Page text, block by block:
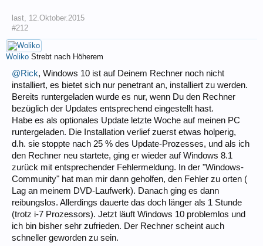
last, 12.Oktober.2015
#212
Woliko Strebt nach Höherem
@Rick, Windows 10 ist auf Deinem Rechner noch nicht
installiert, es bietet sich nur penetrant an, installiert zu werden.
Bereits runtergeladen wurde es nur, wenn Du den Rechner
bezüglich der Updates entsprechend eingestellt hast.
Habe es als optionales Update letzte Woche auf meinen PC
runtergeladen. Die Installation verlief zuerst etwas holperig,
d.h. sie stoppte nach 25 % des Update-Prozesses, und als ich
den Rechner neu startete, ging er wieder auf Windows 8.1
zurück mit entsprechender Fehlermeldung. In der "Windows-
Community" hat man mir dann geholfen, den Fehler zu orten (
Lag an meinem DVD-Laufwerk). Danach ging es dann
reibungslos. Allerdings dauerte das doch länger als 1 Stunde
(trotz i-7 Prozessors). Jetzt läuft Windows 10 problemlos und
ich bin bisher sehr zufrieden. Der Rechner scheint auch
schneller geworden zu sein.